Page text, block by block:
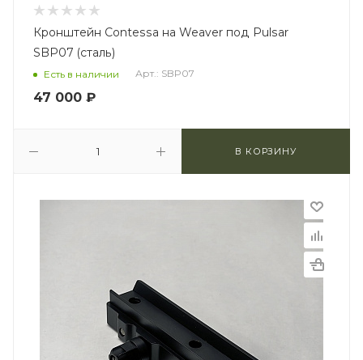
Кронштейн Contessa на Weaver под Pulsar
SBP07 (сталь)
Есть в наличии Арт.: SBP07
47 000 ₽
В КОРЗИНУ